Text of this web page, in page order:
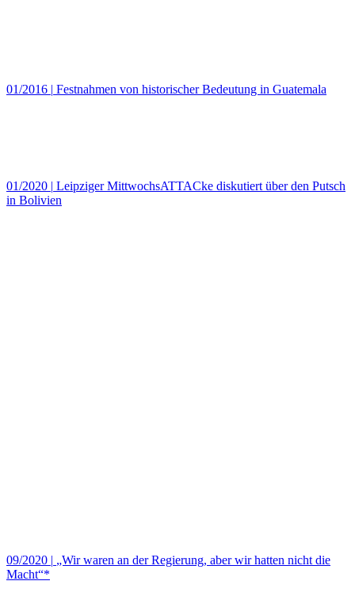
01/2016 | Festnahmen von historischer Bedeutung in Guatemala
01/2020 | Leipziger MittwochsATTACke diskutiert über den Putsch
in Bolivien
09/2020 | „Wir waren an der Regierung, aber wir hatten nicht die
Macht“*